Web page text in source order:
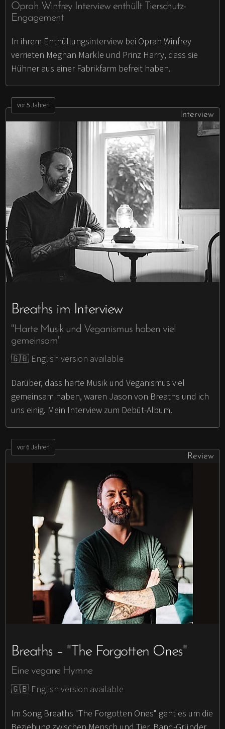
Oprah Winfrey Interview enthüllt Tierschutz-
Engagement
In ihrem Enthüllungsinterview bei Oprah Winfrey
verrieten Meghan Markle und Prinz Harry, dass sie
Hühner aus einer Fabrikfarm befreit haben.
vor 5 Jahren
Interview
Breaths im Interview
"Harte Musik und Veganismus haben viel
gemeinsam"
🇬🇧 English version available
Darüber, dass harte Musik und Veganismus viel
gemeinsam haben, waren Jason von Breaths und ich
uns einig. Mein Interview zum Debüt-Album.
vor 6 Jahren
Review
Breaths – "The Forgotten Ones"
Eine vegane Hymne
🇬🇧 English version available
Im Song Breaths "The Forgotten Ones" geht es um die
Beziehung zwischen Mensch und Tier. Band-Gründer